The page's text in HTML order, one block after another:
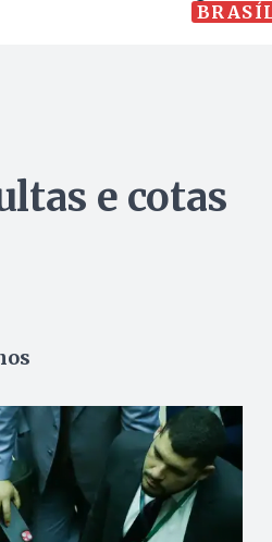
e cotas